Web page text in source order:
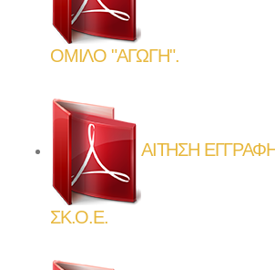
ΟΜΙΛΟ "ΑΓΩΓΗ".
ΑΙΤΗΣΗ
ΣΚ.Ο.Ε.